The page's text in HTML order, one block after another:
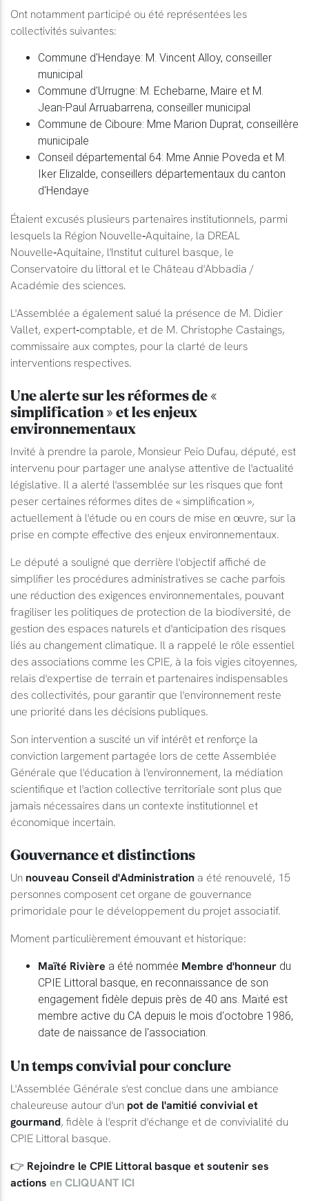
Ont notamment participé ou été représentées les
collectivités suivantes:
Commune d'Hendaye: M. Vincent Alloy, conseiller
municipal
Commune d'Urrugne: M. Echebarne, Maire et M.
Jean‑Paul Arruabarrena, conseiller municipal
Commune de Ciboure: Mme Marion Duprat, conseillère
municipale
Conseil départemental 64: Mme Annie Poveda et M.
Iker Elizalde, conseillers départementaux du canton
d'Hendaye
Étaient excusés plusieurs partenaires institutionnels, parmi
lesquels la Région Nouvelle‑Aquitaine, la DREAL
Nouvelle‑Aquitaine, l'Institut culturel basque, le
Conservatoire du littoral et le Château d'Abbadia /
Académie des sciences.
L'Assemblée a également salué la présence de M. Didier
Vallet, expert‑comptable, et de M. Christophe Castaings,
commissaire aux comptes, pour la clarté de leurs
interventions respectives.
Une alerte sur les réformes de «
simplification » et les enjeux
environnementaux
Invité à prendre la parole, Monsieur Peio Dufau, député, est
intervenu pour partager une analyse attentive de l'actualité
législative. Il a alerté l'assemblée sur les risques que font
peser certaines réformes dites de « simplification »,
actuellement à l'étude ou en cours de mise en œuvre, sur la
prise en compte effective des enjeux environnementaux.
Le député a souligné que derrière l'objectif affiché de
simplifier les procédures administratives se cache parfois
une réduction des exigences environnementales, pouvant
fragiliser les politiques de protection de la biodiversité, de
gestion des espaces naturels et d'anticipation des risques
liés au changement climatique. Il a rappelé le rôle essentiel
des associations comme les CPIE, à la fois vigies citoyennes,
relais d'expertise de terrain et partenaires indispensables
des collectivités, pour garantir que l'environnement reste
une priorité dans les décisions publiques.
Son intervention a suscité un vif intérêt et renforçe la
conviction largement partagée lors de cette Assemblée
Générale que l'éducation à l'environnement, la médiation
scientifique et l'action collective territoriale sont plus que
jamais nécessaires dans un contexte institutionnel et
économique incertain.
Gouvernance et distinctions
Un nouveau Conseil d'Administration a été renouvelé, 15
personnes composent cet organe de gouvernance
primoridale pour le développement du projet associatif.
Moment particulièrement émouvant et historique:
Maïté Rivière a été nommée Membre d'honneur du
CPIE Littoral basque, en reconnaissance de son
engagement fidèle depuis près de 40 ans. Maïté est
membre active du CA depuis le mois d'octobre 1986,
date de naissance de l'association.
Un temps convivial pour conclure
L'Assemblée Générale s'est conclue dans une ambiance
chaleureuse autour d'un pot de l'amitié convivial et
gourmand, fidèle à l'esprit d'échange et de convivialité du
CPIE Littoral basque.
👉 Rejoindre le CPIE Littoral basque et soutenir ses
actions en CLIQUANT ICI